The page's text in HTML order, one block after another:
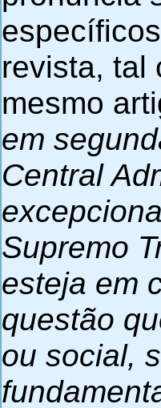
revista, tal
mesmo
em
Central
Supremo
esteja em
questão
ou social,